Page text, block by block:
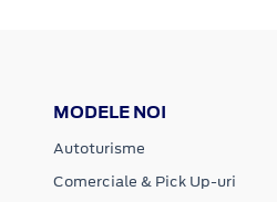
MODELE NOI
Autoturisme
Comerciale & Pick Up-uri